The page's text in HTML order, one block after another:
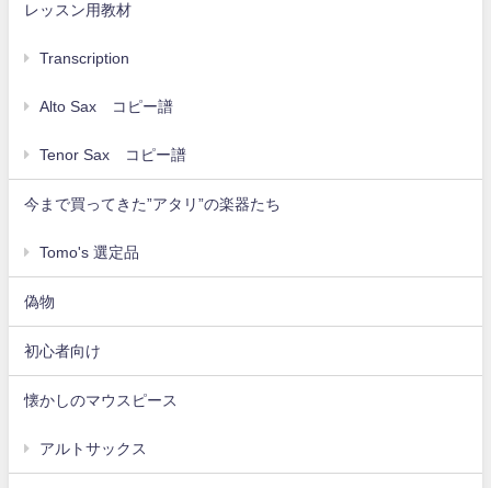
レッスン用教材
Transcription
Alto Sax コピー譜
Tenor Sax コピー譜
今まで買ってきた”アタリ”の楽器たち
Tomo's 選定品
偽物
初心者向け
懐かしのマウスピース
アルトサックス